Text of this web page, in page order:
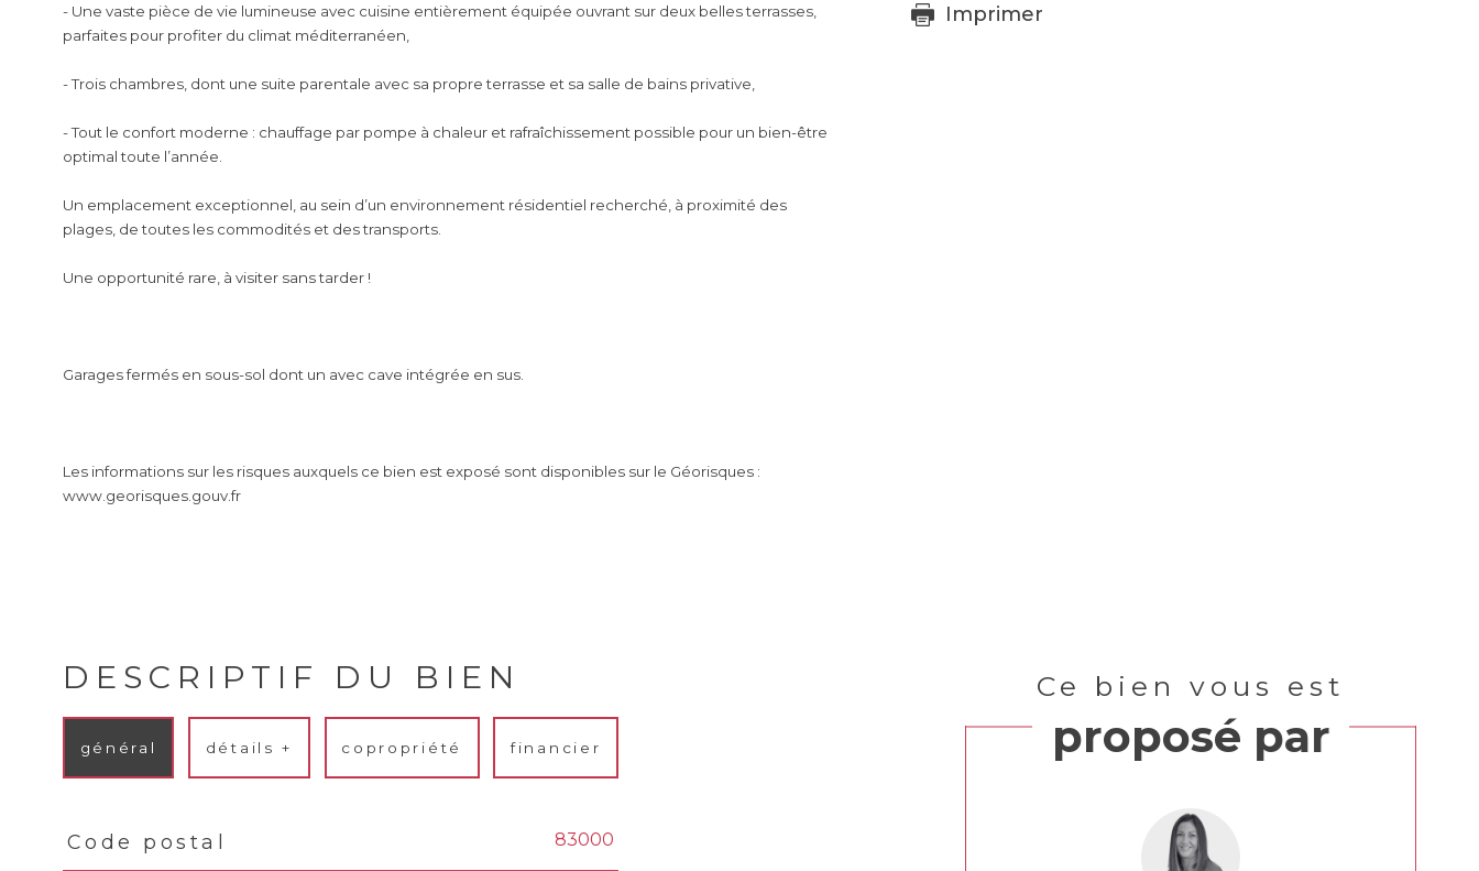
- Une vaste pièce de vie lumineuse avec cuisine entièrement équipée ouvrant sur deux belles terrasses,
parfaites pour profiter du climat méditerranéen,
- Trois chambres, dont une suite parentale avec sa propre terrasse et sa salle de bains privative,
- Tout le confort moderne : chauffage par pompe à chaleur et rafraîchissement possible pour un bien-être
optimal toute l’année.
Un emplacement exceptionnel, au sein d’un environnement résidentiel recherché, à proximité des
plages, de toutes les commodités et des transports.
Une opportunité rare, à visiter sans tarder !
Garages fermés en sous-sol dont un avec cave intégrée en sus.
Les informations sur les risques auxquels ce bien est exposé sont disponibles sur le Géorisques :
www.georisques.gouv.fr
Imprimer
DESCRIPTIF DU BIEN
général détails + copropriété financier
TRAD_PAMPERO_Caracteristique
Code postal 83000
Ce bien vous est
proposé par